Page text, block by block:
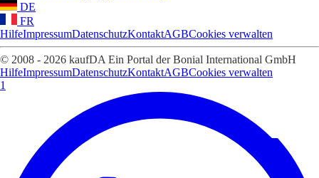
DE
FR
HilfeImpressumDatenschutzKontaktAGBCookies verwalten
© 2008 - 2026 kaufDA Ein Portal der Bonial International GmbH
HilfeImpressumDatenschutzKontaktAGBCookies verwalten
1